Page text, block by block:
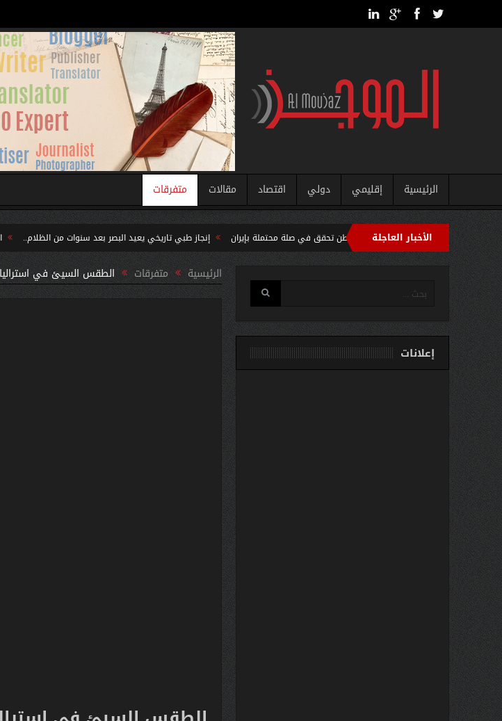
الرئيسية إقليمي دولي اقتصاد مقالات متفرقات
الأخبار العاجلة
الأمريكية… واشنطن تحقق في صلة محتملة بإيران إنجاز طبي تاريخي يعيد البصر بعد سنوات من الظلام.. اعتقال مسلح قرب
حرب مالي الشمالية تدخل مرحلة خطيرة جديدة…
الرئيسية متفرقات الطقس السيئ في
إعلانات